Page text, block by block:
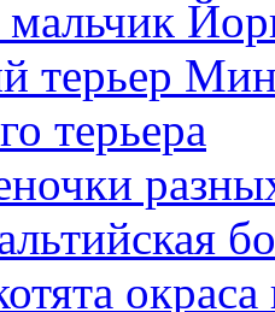
терьер
терьера